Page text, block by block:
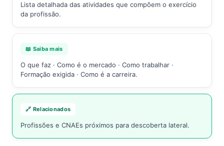
Lista detalhada das atividades que compõem o exercício
da profissão.
📖 Saiba mais
O que faz · Como é o mercado · Como trabalhar ·
Formação exigida · Como é a carreira.
🔗 Relacionados
Profissões e CNAEs próximos para descoberta lateral.